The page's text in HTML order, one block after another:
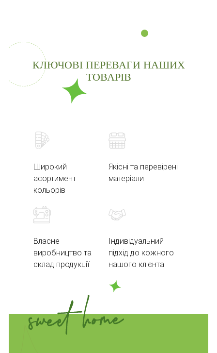
КЛЮЧОВІ ПЕРЕВАГИ НАШИХ
ТОВАРІВ
Широкий
асортимент
кольорів
Якісні та перевірені
матеріали
Власне
виробництво та
склад продукції
Індивідуальний
підхід до кожного
нашого клієнта